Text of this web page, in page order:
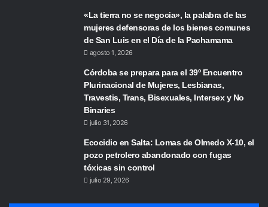
«La tierra no se negocia», la palabra de las
mujeres defensoras de los bienes comunes
de San Luis en el Día de la Pachamama
agosto 1, 2026
Córdoba se prepara para el 39º Encuentro
Plurinacional de Mujeres, Lesbianas,
Travestis, Trans, Bisexuales, Intersex y No
Binaries
julio 31, 2026
Ecocidio en Salta: Lomas de Olmedo X-10, el
pozo petrolero abandonado con fugas
tóxicas sin control
julio 29, 2026